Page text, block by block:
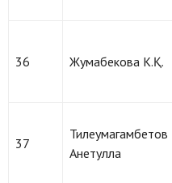
36 Жумабекова К.Қ.
37
Тилеумагамбетов
Анетулла